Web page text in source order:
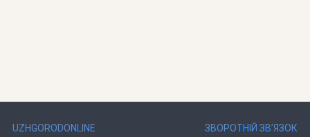
UZHGORODONLINE ЗВОРОТНІЙ ЗВ’ЯЗОК